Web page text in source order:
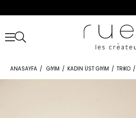
ANASAYFA GIYIM KADIN ÜST GIYIM TRIKO